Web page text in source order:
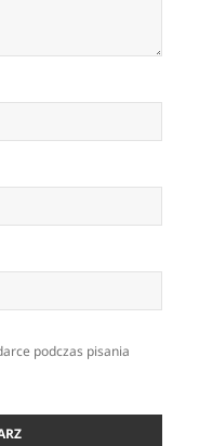
podczas pisania